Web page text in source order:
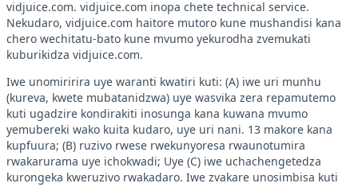
vidjuice.com. vidjuice.com inopa chete technical service.
Nekudaro, vidjuice.com haitore mutoro kune mushandisi kana
chero wechitatu-bato kune mvumo yekurodha zvemukati
kuburikidza vidjuice.com.
Iwe unomiririra uye waranti kwatiri kuti: (A) iwe uri munhu
(kureva, kwete mubatanidzwa) uye wasvika zera repamutemo
kuti ugadzire kondirakiti inosunga kana kuwana mvumo
yemubereki wako kuita kudaro, uye uri nani. 13 makore kana
kupfuura; (B) ruzivo rwese rwekunyoresa rwaunotumira
rwakarurama uye ichokwadi; Uye (C) iwe uchachengetedza
kurongeka kweruzivo rwakadaro. Iwe zvakare unosimbisa kuti